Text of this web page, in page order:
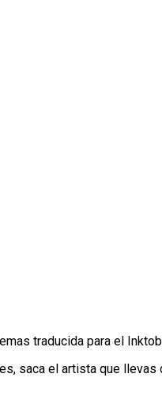
traducida para el
saca el artista que